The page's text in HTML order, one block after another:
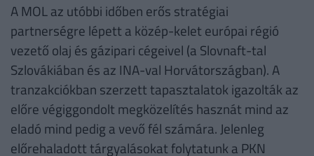
A MOL az utóbbi időben erős stratégiai
partnerségre lépett a közép-kelet európai régió
vezető olaj és gázipari cégeivel (a Slovnaft-tal
Szlovákiában és az INA-val Horvátországban). A
tranzakciókban szerzett tapasztalatok igazolták az
előre végiggondolt megközelítés hasznát mind az
eladó mind pedig a vevő fél számára. Jelenleg
előrehaladott tárgyalásokat folytatunk a PKN